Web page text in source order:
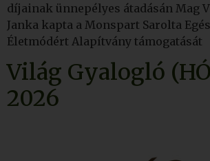
díjainak ünnepélyes átadásán Mag
Janka kapta a Monspart Sarolta
Életmódért Alapítvány támogatását
Világ Gyalogló
2026